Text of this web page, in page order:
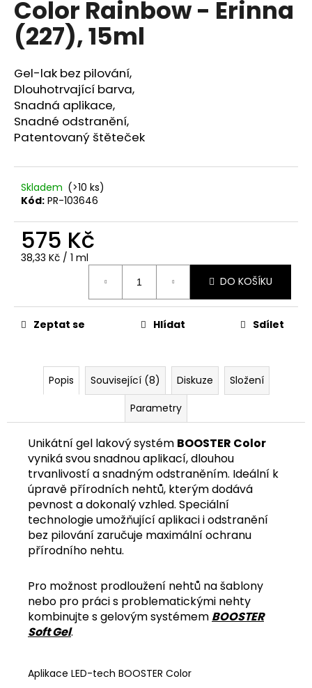
Color Rainbow - Erinna
(227), 15ml
Gel-lak bez pilování,
Dlouhotrvající barva,
Snadná aplikace,
Snadné odstranění,
Patentovaný štěteček
Skladem (>10 ks)
Kód: PR-103646
575 Kč
Měrná
38,33 Kč / 1 ml
DO KOŠÍKU
Zeptat se Hlídat Sdílet
Popis Související (8) Diskuze
Složení
Parametry
Unikátní gel lakový systém BOOSTER Color
vyniká svou snadnou aplikací, dlouhou
trvanlivostí a snadným odstraněním. Ideální k
úpravě přírodních nehtů, kterým dodává
pevnost a dokonalý vzhled. Speciální
technologie umožňující aplikaci i odstranění
bez pilování zaručuje maximální ochranu
přírodního nehtu.
Pro možnost prodloužení nehtů na šablony
nebo pro práci s problematickými nehty
kombinujte s gelovým systémem BOOSTER
Soft Gel.
Aplikace LED-tech BOOSTER Color
a
j
í
t
?
D
p
u